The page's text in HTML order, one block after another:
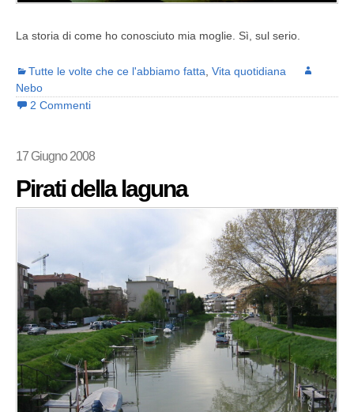
La storia di come ho conosciuto mia moglie. Sì, sul serio.
Tutte le volte che ce l'abbiamo fatta Vita quotidiana
Nebo
2 Commenti
17 Giugno 2008
Pirati della laguna